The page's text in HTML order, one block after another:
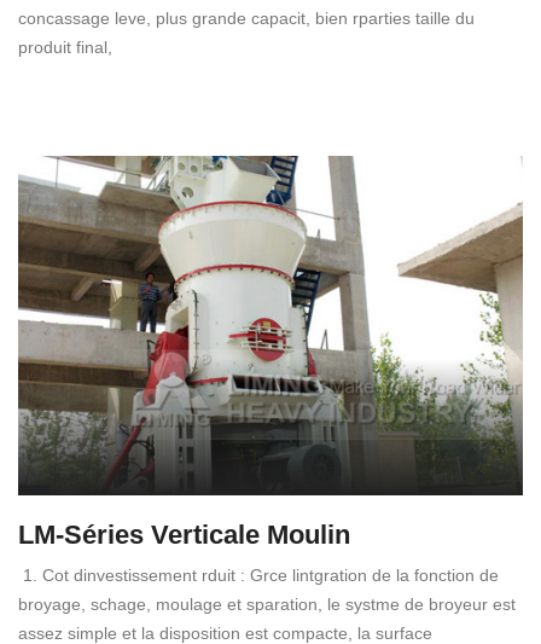
concassage leve, plus grande capacit, bien rparties taille du
produit final,
LM-Séries Verticale Moulin
1. Cot dinvestissement rduit : Grce lintgration de la fonction de
broyage, schage, moulage et sparation, le systme de broyeur est
assez simple et la disposition est compacte, la surface